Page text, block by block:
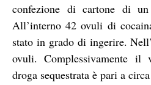
confezione di cartone di
All’interno 42 ovuli di
stato in grado di ingerire.
ovuli. Complessivamente il
droga sequestrata è pari a